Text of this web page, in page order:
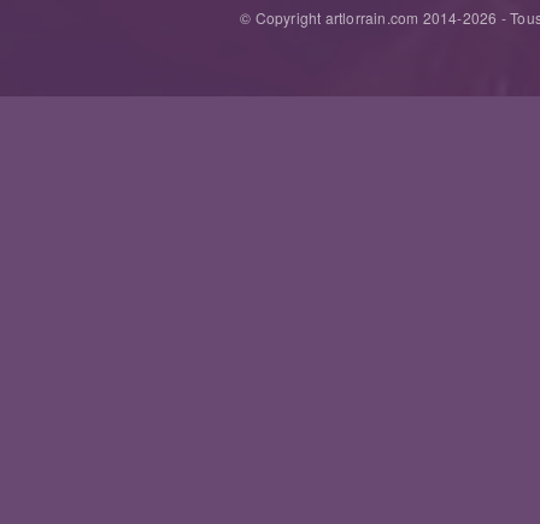
© Copyright artlorrain.com 2014-2026 -